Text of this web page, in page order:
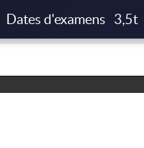
Dates d'examens 3,5t
Articles Formation capacité